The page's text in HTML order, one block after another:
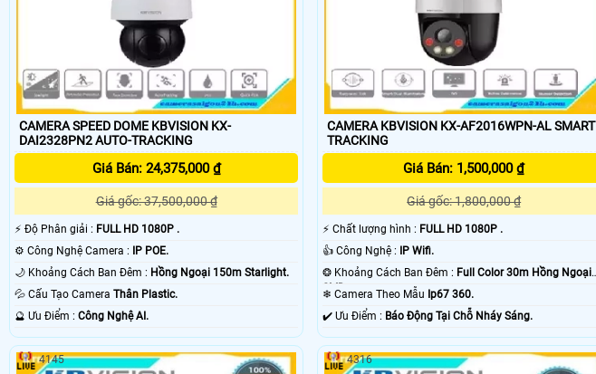
CAMERA SPEED DOME KBVISION KX-
DAI2328PN2 AUTO-TRACKING
Giá Bán: 24,375,000 ₫
Giá gốc: 37,500,000 ₫
️⚡ Độ Phân giải : FULL HD 1080P .
⚙ Công Nghệ Camera : IP POE.
🌙 Khoảng Cách Ban Đêm : Hồng Ngoại 150m Starlight.
💦 Cấu Tạo Camera Thân Plastic.
️🔮 Ưu Điểm : Công Nghệ AI.
CAMERA KBVISION KX-AF2016WPN-AL SMART
TRACKING
Giá Bán: 1,500,000 ₫
Giá gốc: 1,800,000 ₫
️⚡ Chất lượng hình : FULL HD 1080P .
👍 Công Nghệ : IP Wifi.
❂ Khoảng Cách Ban Đêm : Full Color 30m Hồng Ngoại
SMD.❄ Camera Theo Mẫu Ip67 360.
️✔️ Ưu Điểm : Báo Động Tại Chỗ Nháy Sáng.
4145 4316